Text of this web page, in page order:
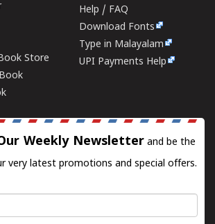
Store
Help / FAQ
Download Fonts
Type in Malayalam
UPI Payments Help
Weekly Newsletter and be the
very latest promotions and special offers.